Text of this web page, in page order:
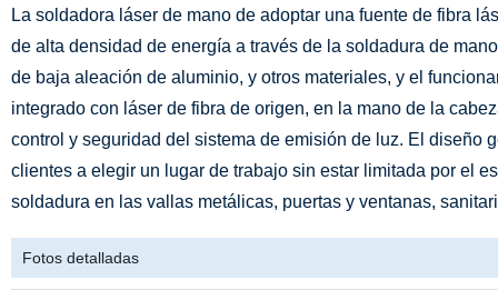
La soldadora láser de mano de adoptar una fuente de fibra
de alta densidad de energía a través de la soldadura de
de baja aleación de aluminio, y otros materiales, y el
integrado con láser de fibra de origen, en la mano de la
control y seguridad del sistema de emisión de luz. El diseño
clientes a elegir un lugar de trabajo sin estar limitada por el
soldadura en las vallas metálicas, puertas y ventanas,
Fotos detalladas